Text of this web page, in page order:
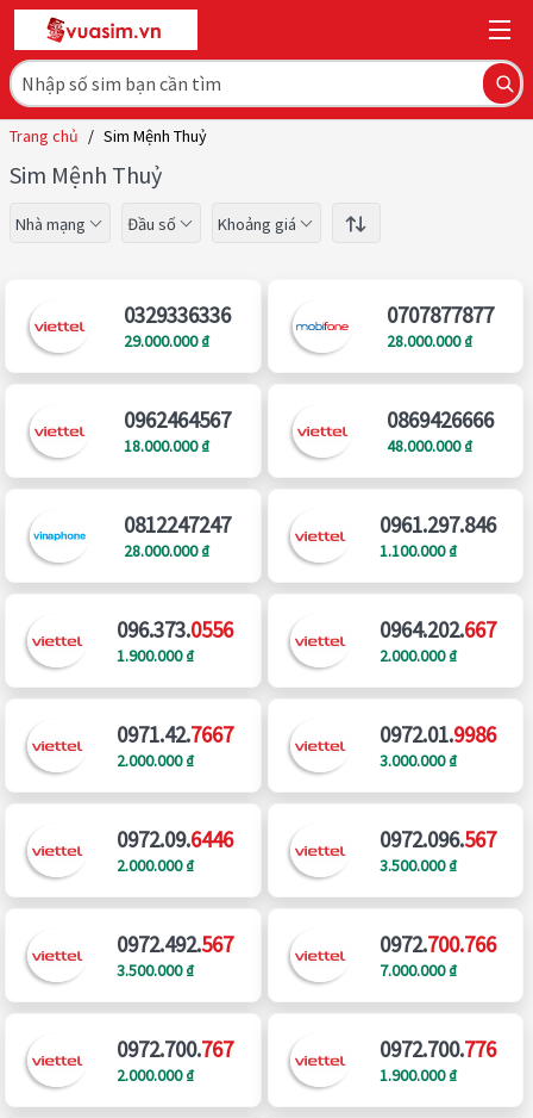
Trang chủ / Sim Mệnh Thuỷ
Sim Mệnh Thuỷ
Nhà mạng Đầu số Khoảng giá
0329336336
29.000.000 ₫
0707877877
28.000.000 ₫
0962464567
18.000.000 ₫
0869426666
48.000.000 ₫
0812247247
28.000.000 ₫
0961.297.846
1.100.000 ₫
096.373.0556
1.900.000 ₫
0964.202.667
2.000.000 ₫
0971.42.7667
2.000.000 ₫
0972.01.9986
3.000.000 ₫
0972.09.6446
2.000.000 ₫
0972.096.567
3.500.000 ₫
0972.492.567
3.500.000 ₫
0972.700.766
7.000.000 ₫
0972.700.767
2.000.000 ₫
0972.700.776
1.900.000 ₫